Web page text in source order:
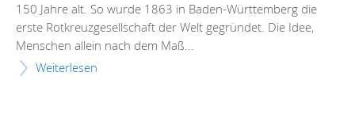
150 Jahre alt. So wurde 1863 in Baden-Württemberg die
erste Rotkreuzgesellschaft der Welt gegründet. Die Idee,
Menschen allein nach dem Maß...
Weiterlesen